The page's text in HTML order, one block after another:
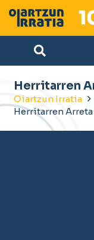
Herritarren
Oiartzun Irratia
Herritarren